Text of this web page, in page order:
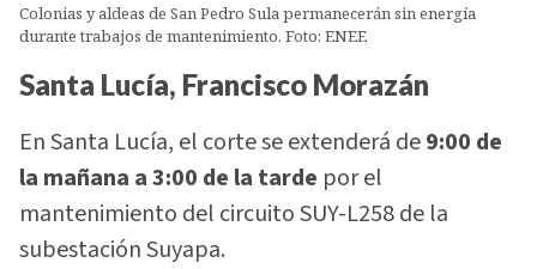
Colonias y aldeas de San Pedro Sula permanecerán sin energía
durante trabajos de mantenimiento. Foto: ENEE
Santa Lucía, Francisco Morazán
En Santa Lucía, el corte se extenderá de9:00 de
la mañana a 3:00 de la tarde por el
mantenimiento del circuito SUY-L258 de la
subestación Suyapa.